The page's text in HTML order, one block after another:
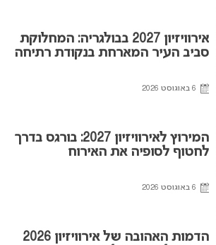
אירוויזיון 2027 בבולגריה: המחלוקת
סביב העיר המארחת בנקודת רתיחה
6 באוגוסט 2026
המירוץ לאירוויזיון 2027: בורגס בדרך
לחטוף לסופיה את האירוח
6 באוגוסט 2026
הדמות האהובה של אירוויזיון 2026